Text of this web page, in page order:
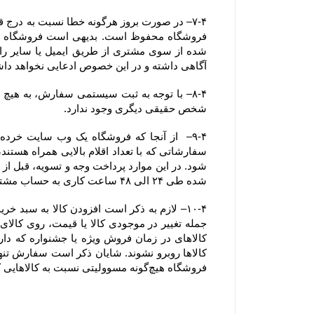
آگاهی داشته و در این خصوص ادعایی نخواهد
شخص حقیقی دیگری وجود ندارد.
شده طی ۲۴ الی ۴۸ ساعت کاری به حساب مشتری عودت داده خواهد شد.
فروشگاه هیچ‌گونه مسوولیتی نسبت به کالاهایی که در سبد خرید رها شده است یا پروسه سفارش تکمیل نشده و تکمیل وجه نشده ، ندارد.